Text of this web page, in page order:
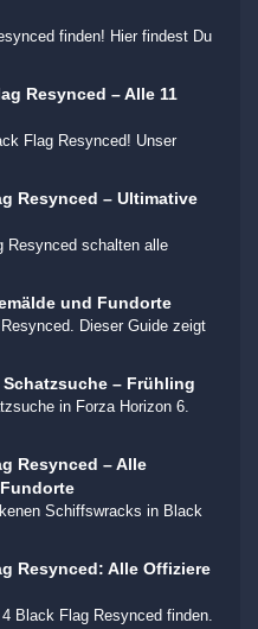
finden! Hier findest Du
Resynced – Alle 11
Flag Resynced! Unser
Resynced – Ultimative
Resynced schalten alle
und Fundorte
Dieser Guide zeigt
– Frühling
in Forza Horizon 6.
Resynced – Alle
Schiffswracks in Black
Resynced: Alle Offiziere
Black Flag Resynced finden.